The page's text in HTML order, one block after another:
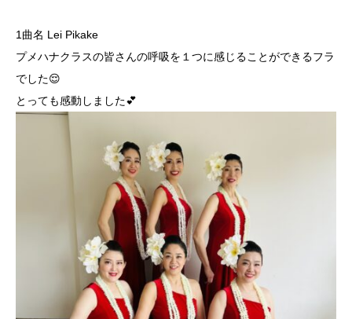
1曲名 Lei Pikake
プメハナクラスの皆さんの呼吸を１つに感じることができるフラ
でした😌
とっても感動しました💕